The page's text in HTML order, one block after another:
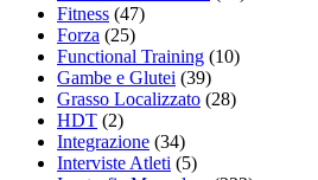
Fitness (47)
Forza (25)
Functional Training (10)
Gambe e Glutei (39)
Grasso Localizzato (28)
HDT (2)
Integrazione (34)
Interviste Atleti (5)